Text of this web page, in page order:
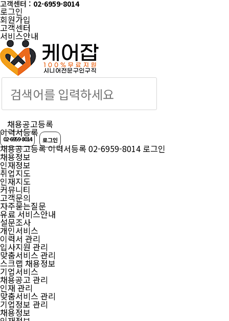
고객센터 : 02-6959-8014
로그인
회원가입
고객센터
서비스안내 케어잡 공식 취업
채용공고등록
이력서등록
02-6959-8014 로그인
채용공고등록이력서등록 02-6959-8014 로그인
채용정보
인재정보
취업지도
인재지도
커뮤니티
고객문의
자주묻는질문
유료 서비스안내
설문조사
개인서비스
이력서 관리
입사지원 관리
맞춤서비스 관리
스크랩 채용정보
기업서비스
채용공고 관리
인재 관리
맞춤서비스 관리
기업정보 관리
채용정보